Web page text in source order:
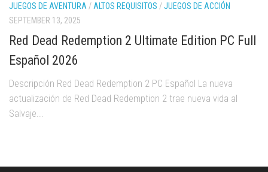
JUEGOS DE AVENTURA/ALTOS REQUISITOS /JUEGOS DE ACCIÓN
SEPTEMBER 13, 2025
Red Dead Redemption 2 Ultimate Edition PC Full
Español 2026
Descripción Red Dead Redemption 2 PC Español La nueva
actualización de Red Dead Redemption 2 trae nueva vida al
Salvaje...